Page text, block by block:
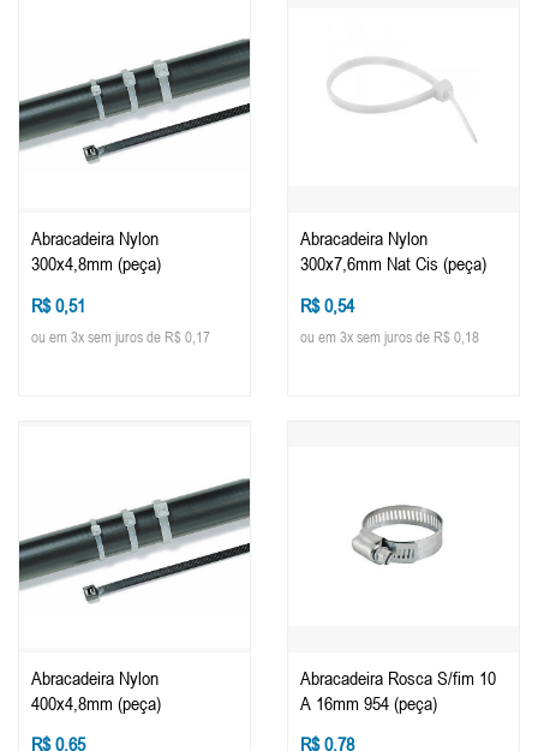
Abracadeira Nylon
300x4,8mm (peça)
R$ 0,51
ou em 3x sem juros de R$ 0,17
Abracadeira Nylon
300x7,6mm Nat Cis (peça)
R$ 0,54
ou em 3x sem juros de R$ 0,18
Abracadeira Nylon
400x4,8mm (peça)
R$ 0,65
Abracadeira Rosca S/fim 10
A 16mm 954 (peça)
R$ 0,78